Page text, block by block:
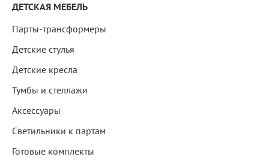
ДЕТСКАЯ МЕБЕЛЬ
Парты-трансформеры
Детские стулья
Детские кресла
Тумбы и стеллажи
Аксессуары
Светильники к партам
Готовые комплекты